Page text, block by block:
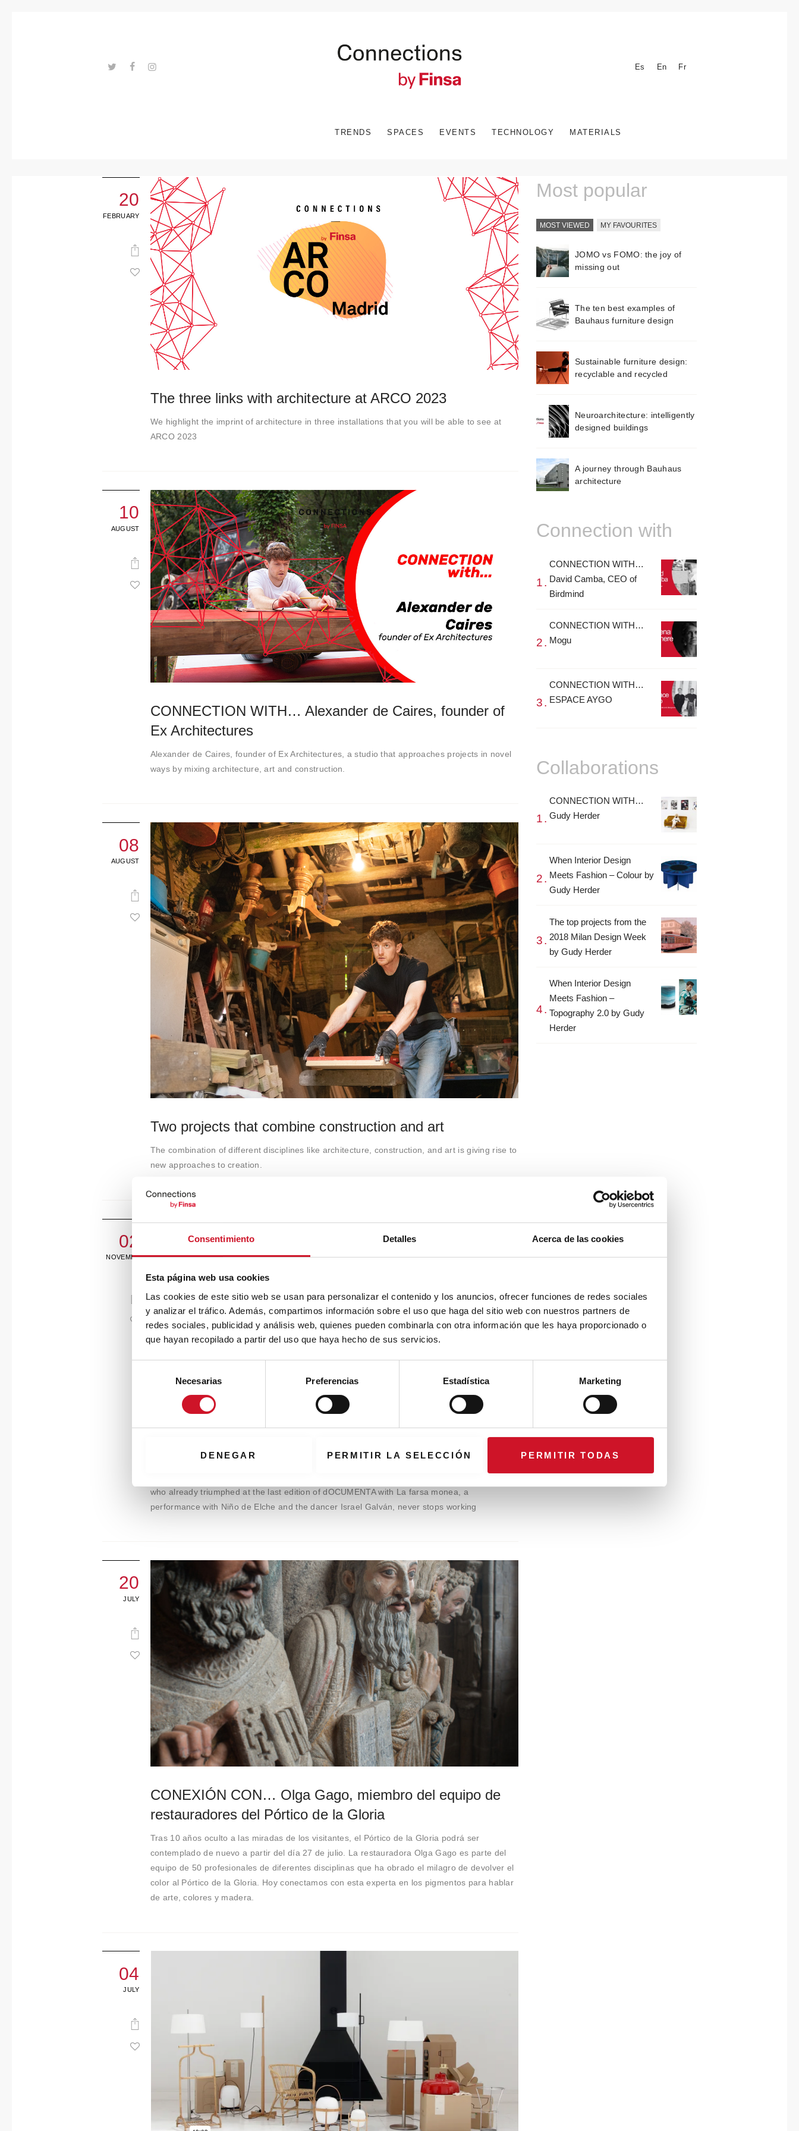
Consentimiento Detalles Acerca de las cookies
Esta página web usa cookies
Las cookies de este sitio web se usan para personalizar el contenido y los anuncios, ofrecer funciones de redes sociales
y analizar el tráfico. Además, compartimos información sobre el uso que haga del sitio web con nuestros partners de
redes sociales, publicidad y análisis web, quienes pueden combinarla con otra información que les haya proporcionado o
que hayan recopilado a partir del uso que haya hecho de sus servicios.
e
n
m
i
Necesarias Preferencias Estadística Marketing
DENEGAR PERMITIR LA SELECCIÓN PERMITIR TODAS
Es En Fr
TRENDS SPACES EVENTS TECHNOLOGY MATERIALS
Collabora
20
FEBRUARY
The three links with architecture at ARCO 2023
We highlight the imprint of architecture in three installations that you will be able to see at
ARCO 2023
10
AUGUST
CONNECTION WITH… Alexander de Caires, founder of
Ex Architectures
Alexander de Caires, founder of Ex Architectures, a studio that approaches projects in novel
ways by mixing architecture, art and construction.
08
AUGUST
Two projects that combine construction and art
The combination of different disciplines like architecture, construction, and art is giving rise to
new approaches to creation.
02
NOVEMBE
Connection with…Pedro G. Romero, artist and researcher
who already triumphed at the last edition of dOCUMENTA with La farsa monea, a
performance with Niño de Elche and the dancer Israel Galván, never stops working
20
JULY
CONEXIÓN CON… Olga Gago, miembro del equipo de
restauradores del Pórtico de la Gloria
Tras 10 años oculto a las miradas de los visitantes, el Pórtico de la Gloria podrá ser
contemplado de nuevo a partir del día 27 de julio. La restauradora Olga Gago es parte del
equipo de 50 profesionales de diferentes disciplinas que ha obrado el milagro de devolver el
color al Pórtico de la Gloria. Hoy conectamos con esta experta en los pigmentos para hablar
de arte, colores y madera.
04
JULY
Most popular
MOST VIEWED MY FAVOURITES
JOMO vs FOMO: the joy of
missing out
The ten best examples of
Bauhaus furniture design
Sustainable furniture design:
recyclable and recycled
Neuroarchitecture: intelligently
designed buildings
A journey through Bauhaus
architecture
Connection with
CONNECTION WITH…
David Camba, CEO of
Birdmind
CONNECTION WITH…
Mogu
CONNECTION WITH…
ESPACE AYGO
Collaborations
CONNECTION WITH…
Gudy Herder
When Interior Design
Meets Fashion – Colour by
Gudy Herder
The top projects from the
2018 Milan Design Week
by Gudy Herder
When Interior Design
Meets Fashion –
Topography 2.0 by Gudy
Herder